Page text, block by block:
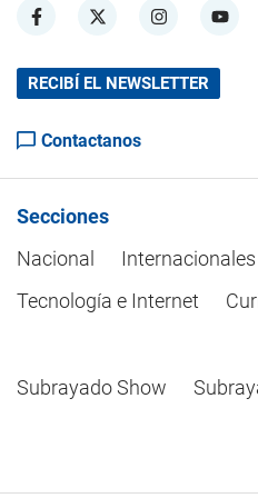
RECIBÍ EL NEWSLETTER
Contactanos
Secciones
Nacional
Internacionales
Tecnología e Internet
Subrayado Show